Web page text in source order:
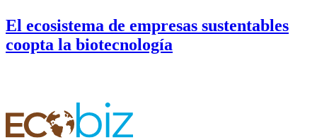
El ecosistema de empresas sustentables
coopta la biotecnología